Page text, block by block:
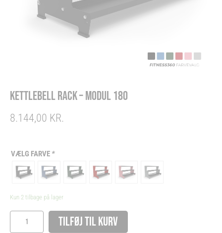
KETTLEBELL RACK – MODUL 180
8.144,00 KR.
VÆLG FARVE *
Kun 2 tilbage på lager
rack
-
Modul
antal
TILFØJ TIL KURV